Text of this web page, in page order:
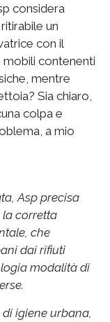
considera
un
con il
contenenti
mentre
Sia chiaro,
colpa e
a mio
Asp precisa
corretta
che
dai rifiuti
modalità di
igiene urbana,